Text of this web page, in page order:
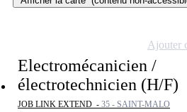
Electromécanicien /
électrotechnicien (H/F)
JOB LINK EXTEND - 35 - SAINT-MALO
Ajouter